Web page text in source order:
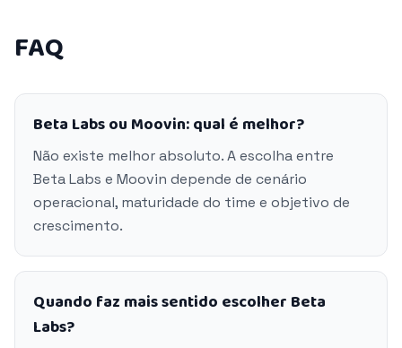
FAQ
Beta Labs ou Moovin: qual é melhor?
Não existe melhor absoluto. A escolha entre
Beta Labs e Moovin depende de cenário
operacional, maturidade do time e objetivo de
crescimento.
Quando faz mais sentido escolher Beta
Labs?